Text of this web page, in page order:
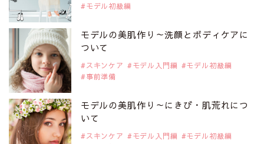
2019年9月29日
注目モデルを1名追加いたしました。
是非ご覧ください。
注目モデル 谷口蘭さん
2019年9月29日
注目モデルを1名追加いたしました。
是非ご覧ください。
注目モデル カーラ・デルヴィーニュ
モデル初級編
モデルの美肌作り～洗顔とボディケアに
ついて
スキンケア モデル入門編
モデル初級編
事前準備
モデルの美肌作り～にきび・肌荒れにつ
いて
スキンケア モデル入門編
モデル初級編